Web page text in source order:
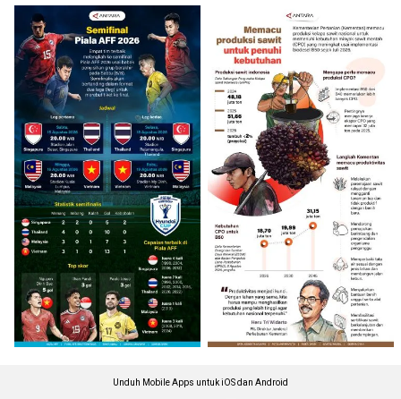
Unduh Mobile Apps untuk iOS dan Android